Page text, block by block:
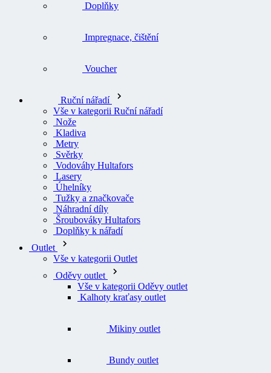
Doplňky
Impregnace, čištění
Voucher
Ruční nářadí
Vše v kategorii Ruční nářadí
Nože
Kladiva
Metry
Svěrky
Vodováhy Hultafors
Lasery
Úhelníky
Tužky a značkovače
Náhradní díly
Šroubováky Hultafors
Doplňky k nářadí
Outlet
Vše v kategorii Outlet
Oděvy outlet
Vše v kategorii Oděvy outlet
Kalhoty kraťasy outlet